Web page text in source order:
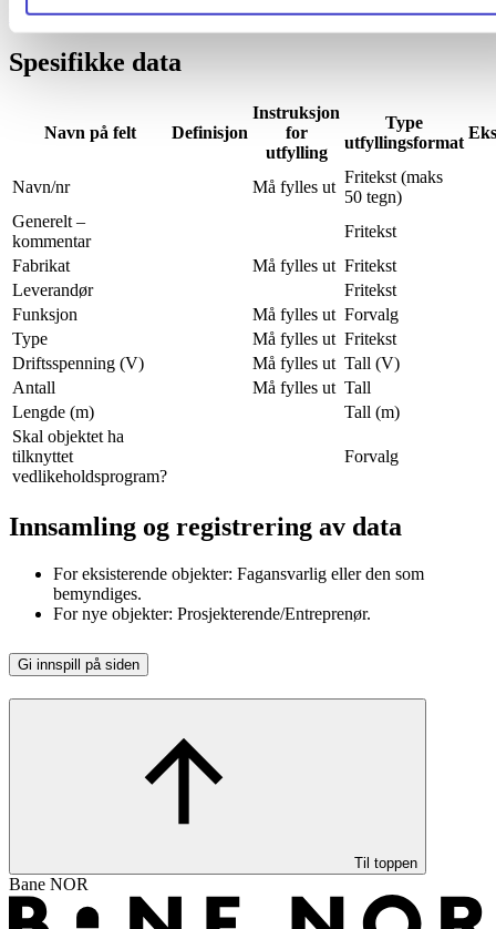
Registrering av objekter.
Spesifikke data
Navn på felt Definisjon
Instruksjon
for
utfylling
Type
utfyllingsformat
Navn/nr Må fylles ut
Fritekst (maks
50 tegn)
Generelt –
kommentar
Fritekst
Fabrikat
Må fylles ut Fritekst
Leverandør
Fritekst
Funksjon
Må fylles ut Forvalg
Type
Må fylles ut Fritekst
Driftsspenning (V)
Må fylles ut Tall (V)
Antall
Må fylles ut Tall
Lengde (m)
Tall (m)
Skal objektet ha
tilknyttet
vedlikeholdsprogram?
Forvalg
Innsamling og registrering av data
For eksisterende objekter: Fagansvarlig eller den som
bemyndiges.
For nye objekter: Prosjekterende/Entreprenør.
Gi innspill på siden
Til toppen
Bane NOR